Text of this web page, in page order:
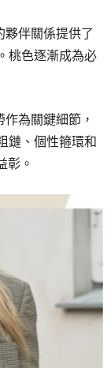
伴關係提供了
桃色逐漸成為必
為關鍵細節，
鏈、個性箍環和
彰。